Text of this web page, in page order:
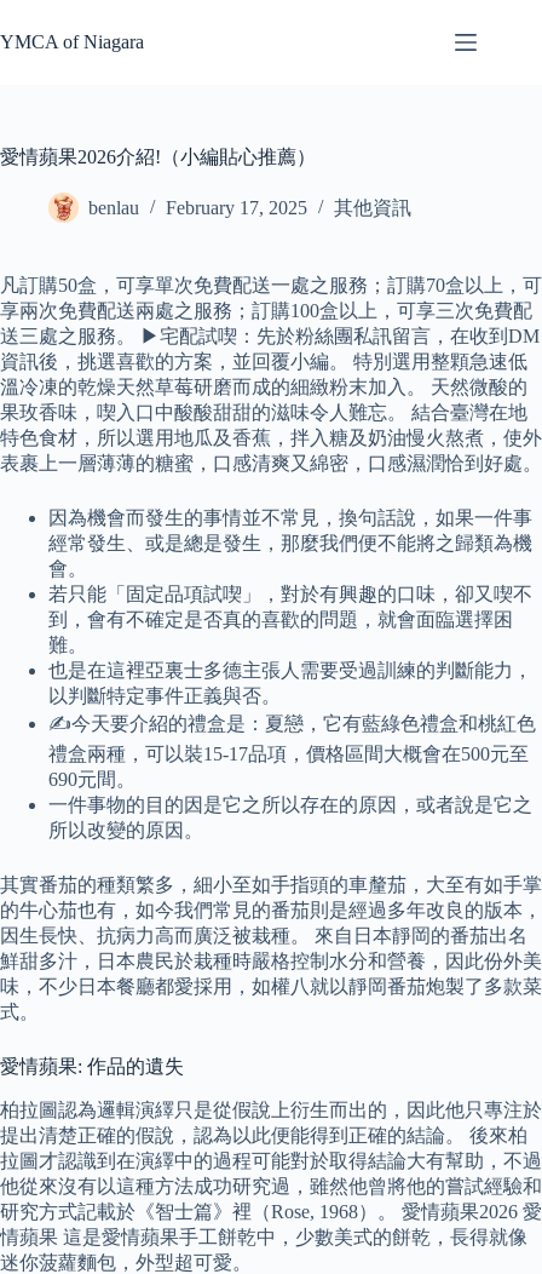
to
content
YMCA of Niagara
愛情蘋果2026介紹!（小編貼心推薦）
benlau February 17, 2025 其他資訊
凡訂購50盒，可享單次免費配送一處之服務；訂購70盒以上，可
享兩次免費配送兩處之服務；訂購100盒以上，可享三次免費配
送三處之服務。 ▶宅配試喫：先於粉絲團私訊留言，在收到DM
資訊後，挑選喜歡的方案，並回覆小編。 特別選用整顆急速低
溫冷凍的乾燥天然草莓研磨而成的細緻粉末加入。 天然微酸的
果玫香味，喫入口中酸酸甜甜的滋味令人難忘。 結合臺灣在地
特色食材，所以選用地瓜及香蕉，拌入糖及奶油慢火熬煮，使外
表裹上一層薄薄的糖蜜，口感清爽又綿密，口感濕潤恰到好處。
因為機會而發生的事情並不常見，換句話說，如果一件事
經常發生、或是總是發生，那麼我們便不能將之歸類為機
會。
若只能「固定品項試喫」，對於有興趣的口味，卻又喫不
到，會有不確定是否真的喜歡的問題，就會面臨選擇困
難。
也是在這裡亞裏士多德主張人需要受過訓練的判斷能力，
以判斷特定事件正義與否。
✍今天要介紹的禮盒是：夏戀，它有藍綠色禮盒和桃紅色
禮盒兩種，可以裝15-17品項，價格區間大概會在500元至
690元間。
一件事物的目的因是它之所以存在的原因，或者說是它之
所以改變的原因。
其實番茄的種類繁多，細小至如手指頭的車釐茄，大至有如手掌
的牛心茄也有，如今我們常見的番茄則是經過多年改良的版本，
因生長快、抗病力高而廣泛被栽種。 來自日本靜岡的番茄出名
鮮甜多汁，日本農民於栽種時嚴格控制水分和營養，因此份外美
味，不少日本餐廳都愛採用，如權八就以靜岡番茄炮製了多款菜
式。
愛情蘋果: 作品的遺失
柏拉圖認為邏輯演繹只是從假說上衍生而出的，因此他只專注於
提出清楚正確的假說，認為以此便能得到正確的結論。 後來柏
拉圖才認識到在演繹中的過程可能對於取得結論大有幫助，不過
他從來沒有以這種方法成功研究過，雖然他曾將他的嘗試經驗和
研究方式記載於《智士篇》裡（Rose, 1968）。 愛情蘋果2026 愛
情蘋果 這是愛情蘋果手工餅乾中，少數美式的餅乾，長得就像
迷你菠蘿麵包，外型超可愛。